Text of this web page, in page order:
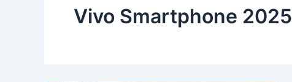
Vivo Smartphone 2025